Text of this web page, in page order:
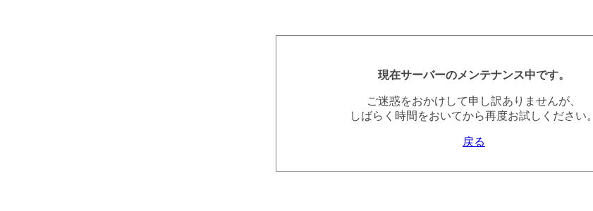
現在サーバーのメンテナンス中です。
ご迷惑をおかけして申し訳ありませんが、
しばらく時間をおいてから再度お試しください。
戻る